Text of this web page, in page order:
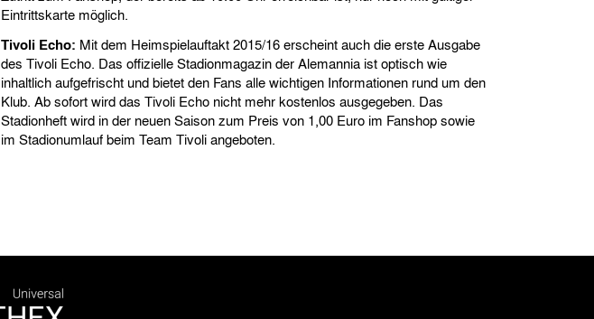
Eintrittskarte möglich.
Tivoli Echo: Mit dem Heimspielauftakt 2015/16 erscheint auch die erste Ausgabe
des Tivoli Echo. Das offizielle Stadionmagazin der Alemannia ist optisch wie
inhaltlich aufgefrischt und bietet den Fans alle wichtigen Informationen rund um den
Klub. Ab sofort wird das Tivoli Echo nicht mehr kostenlos ausgegeben. Das
Stadionheft wird in der neuen Saison zum Preis von 1,00 Euro im Fanshop sowie
im Stadionumlauf beim Team Tivoli angeboten.